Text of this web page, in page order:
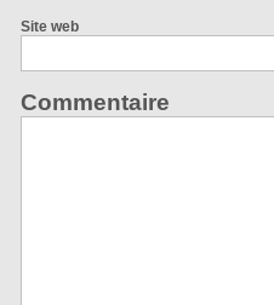
Site web
Commentaire